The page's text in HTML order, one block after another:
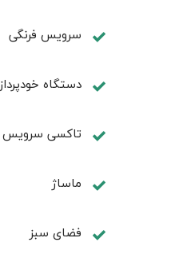
سرویس فرنگی
دستگاه خودپرداز
تاکسی سرویس
ماساژ
فضای سبز